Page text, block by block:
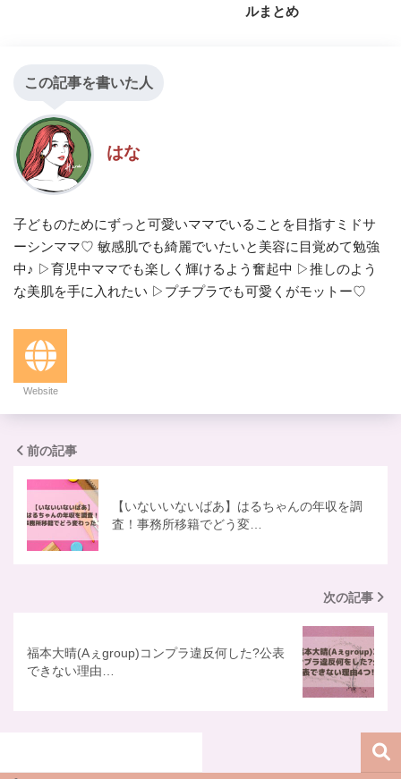
ルまとめ
この記事を書いた人
はな
子どものためにずっと可愛いママでいることを目指すミドサ
ーシンママ♡ 敏感肌でも綺麗でいたいと美容に目覚めて勉強
中♪ ▷育児中ママでも楽しく輝けるよう奮起中 ▷推しのよう
な美肌を手に入れたい ▷プチプラでも可愛くがモットー♡
Website
前の記事
【いないいないばあ】はるちゃんの年収を調
査！事務所移籍でどう変…
次の記事
福本大晴(Aぇgroup)コンプラ違反何した?公表
できない理由…